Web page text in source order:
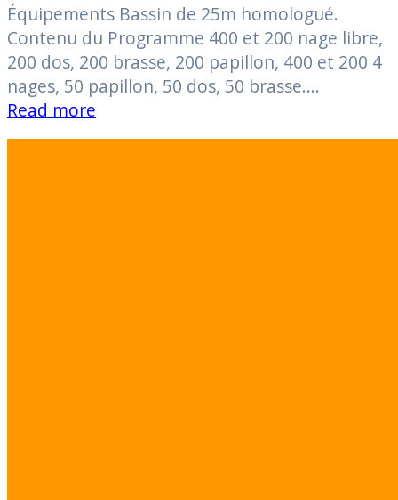
Équipements Bassin de 25m homologué.
Contenu du Programme 400 et 200 nage libre,
200 dos, 200 brasse, 200 papillon, 400 et 200 4
nages, 50 papillon, 50 dos, 50 brasse.…
Read more